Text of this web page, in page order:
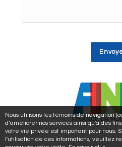
Nous utilisons les témoins de navigation
d’améliorer nos services ainsi qu'à des
votre vie privée est important pour nous.
l'utilisation de ces informations, veuillez